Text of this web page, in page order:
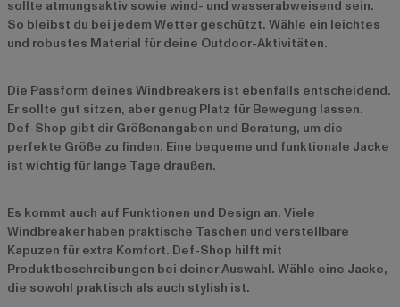
sollte atmungsaktiv sowie wind- und wasserabweisend sein.
So bleibst du bei jedem Wetter geschützt. Wähle ein leichtes
und robustes Material für deine Outdoor-Aktivitäten.
Die Passform deines Windbreakers ist ebenfalls entscheidend.
Er sollte gut sitzen, aber genug Platz für Bewegung lassen.
Def-Shop gibt dir Größenangaben und Beratung, um die
perfekte Größe zu finden. Eine bequeme und funktionale Jacke
ist wichtig für lange Tage draußen.
Es kommt auch auf Funktionen und Design an. Viele
Windbreaker haben praktische Taschen und verstellbare
Kapuzen für extra Komfort. Def-Shop hilft mit
Produktbeschreibungen bei deiner Auswahl. Wähle eine Jacke,
die sowohl praktisch als auch stylish ist.